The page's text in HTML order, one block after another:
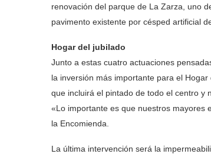
renovación del parque de La Zarza, uno
pavimento existente por césped artificial
Hogar del jubilado
Junto a estas cuatro actuaciones
la inversión más importante para el
que incluirá el pintado de todo el centro y
«Lo importante es que nuestros mayores
la Encomienda.
La última intervención será la